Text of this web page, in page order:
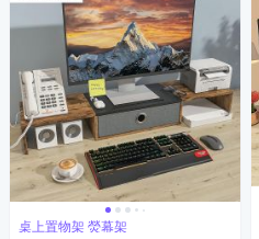
桌上置物架 熒幕架